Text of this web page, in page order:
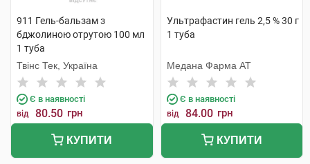
911 Гель-бальзам з
бджолиною отрутою 100 мл
1 туба
Твінс Тек, Україна
Є в наявності
від 80.50 грн
КУПИТИ
Ультрафастин гель 2,5 % 30 г
1 туба
Медана Фарма АТ
Є в наявності
від 84.00 грн
КУПИТИ